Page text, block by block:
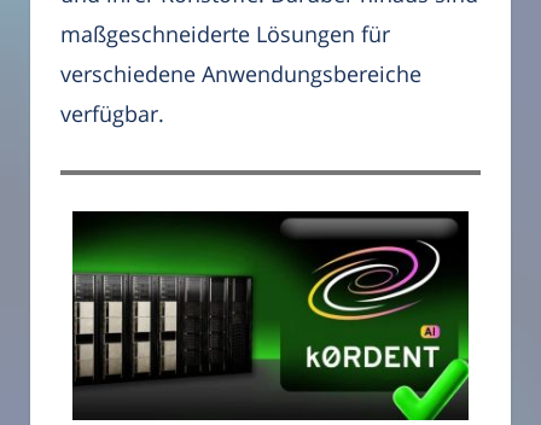
maßgeschneiderte Lösungen für
verschiedene Anwendungsbereiche
verfügbar.